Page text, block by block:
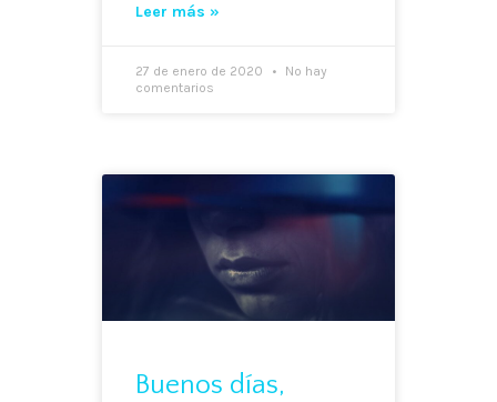
Leer más »
27 de enero de 2020
No hay
comentarios
Buenos días,